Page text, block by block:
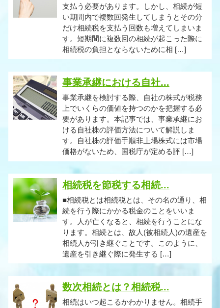
支払う必要があります。しかし、相続が短
い期間内で複数回発生してしまうとその分
だけ相続税を支払う回数も増えてしまいま
す。短期間に複数回の相続が起こった際に
相続税の負担とならないために相 […]
事業承継における自社...
事業承継を検討する際、自社の株式が税務
上でいくらの価値を持つのかを把握する必
要があります。本記事では、事業承継にお
ける自社株の評価方法について解説しま
す。自社株の評価手順非上場株式には市場
価格がないため、国税庁が定める評 […]
相続税を節税する相続...
■相続税とは相続税とは、その名の通り、相
続を行う際にかかる税金のことをいいま
す。人が亡くなると、相続を行うことにな
ります。相続とは、故人(被相続人)の遺産を
相続人が引き継ぐことです。このように、
遺産を引き継ぐ際に発生する […]
数次相続とは？相続税...
相続はいつ起こるかわかりません。相続手